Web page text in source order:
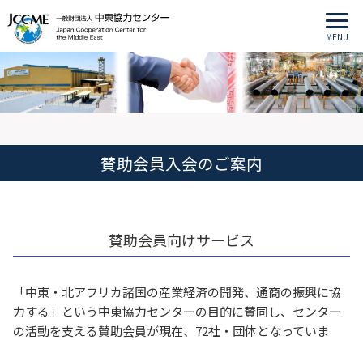
MENU
賛助会員入会のご案内
賛助会員向けサービス
「中東・北アフリカ諸国の産業経済の開発、通商の振興に協
力する」という中東協力センターの目的に賛同し、センター
の活動を支える賛助会員が現在、72社・団体となっていま